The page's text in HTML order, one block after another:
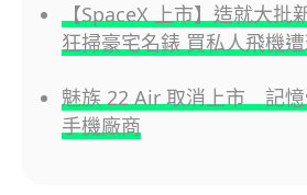
【SpaceX 上市】造就大批
狂掃豪宅名錶 買私人飛機
魅族 22 Air 取消上市 記憶
手機廠商